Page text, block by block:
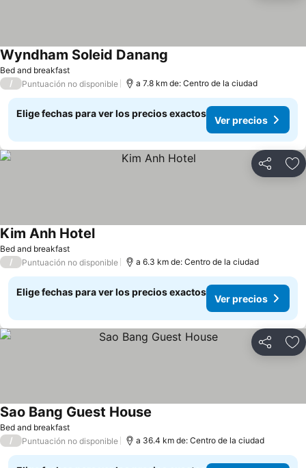
Bed and breakfast
Wyndham Soleid Danang
/ Puntuación no disponible a 7.8 km de: Centro de la ciudad
Elige fechas para ver los precios exactos
Ver precios
Compartir
Bed and breakfast
Kim Anh HotelVer precios
/ Puntuación no disponible a 6.3 km de: Centro de la ciudad
Elige fechas para ver los precios exactos
Ver precios
Compartir
Bed and breakfast
Sao Bang Guest House
/ Puntuación no disponible a 36.4 km de: Centro de la ciudad